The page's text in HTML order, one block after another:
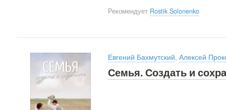
Рекомендует Rostik Solonenko
Евгений Бахмутский, Алексей
Семья. Создать и